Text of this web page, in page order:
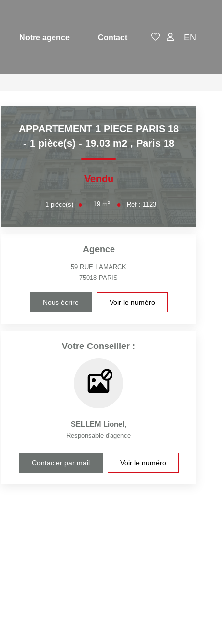
Notre agence Contact EN
APPARTEMENT 1 PIECE PARIS 18
- 1 pièce(s) - 19.03 m2 , Paris 18
Vendu
1pièce(s) 19 m² Réf : 1123
Agence
59 RUE LAMARCK
75018 PARIS
Nous écrire Voir le numéro
Votre Conseiller :
SELLEM Lionel,
Responsable d'agence
Contacter par mail Voir le numéro